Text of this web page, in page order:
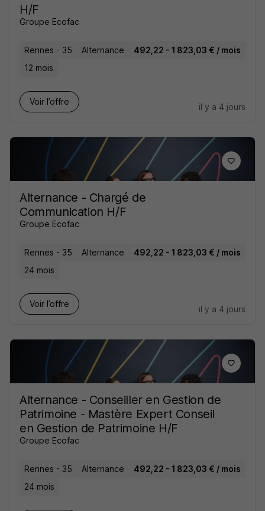
H/F
Groupe Ecofac
Rennes - 35 Alternance
492,22 - 1 823,03 € / mois
12 mois
Voir l’offre
il y a 4 jours
Alternance - Chargé de
Communication H/F
Groupe Ecofac
Rennes - 35 Alternance
492,22 - 1 823,03 € / mois
24 mois
Voir l’offre
il y a 4 jours
Alternance - Conseiller en Gestion de
Patrimoine - Mastère Expert Conseil
en Gestion de Patrimoine H/F
Groupe Ecofac
Rennes - 35 Alternance
492,22 - 1 823,03 € / mois
24 mois